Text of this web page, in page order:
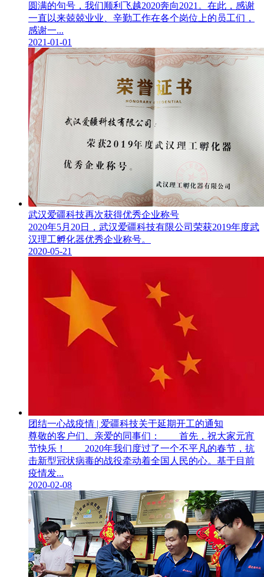
圆满的句号，我们顺利飞越2020奔向2021。在此，感谢
一直以来兢兢业业、辛勤工作在各个岗位上的员工们，
感谢一...
2021-01-01
武汉爱疆科技再次获得优秀企业称号
2020年5月20日，武汉爱疆科技有限公司荣获2019年度武
汉理工孵化器优秀企业称号。
2020-05-21
团结一心战疫情 | 爱疆科技关于延期开工的通知
尊敬的客户们、亲爱的同事们： 首先，祝大家元宵
节快乐！ 2020年我们度过了一个不平凡的春节，抗
击新型冠状病毒的战役牵动着全国人民的心。基于目前
疫情发...
2020-02-08